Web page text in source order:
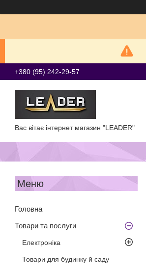
+380 (95) 242-29-57
Вас вітає інтернет магазин "LEADER"
Головна
Товари та послуги
Електроніка
Товари для будинку й саду